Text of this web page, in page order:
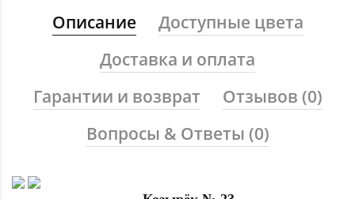
Описание
Доступные цвета
Доставка и оплата
Гарантии и возврат
Отзывов (0)
Вопросы & Ответы (0)